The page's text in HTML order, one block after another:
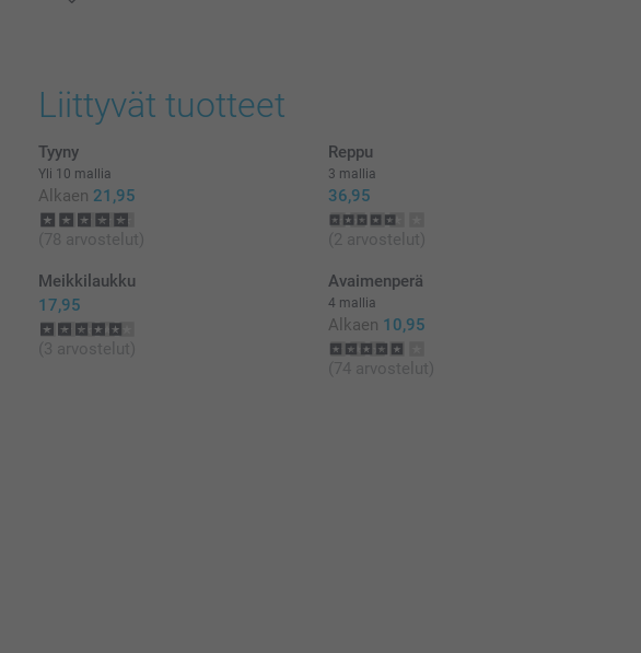
Liittyvät tuotteet
Tyyny
Yli 10 mallia
Alkaen 21,95
(78 arvostelut)
Reppu
3 mallia
36,95
(2 arvostelut)
Meikkilaukku
17,95
(3 arvostelut)
Avaimenperä
4 mallia
Alkaen 10,95
(74 arvostelut)